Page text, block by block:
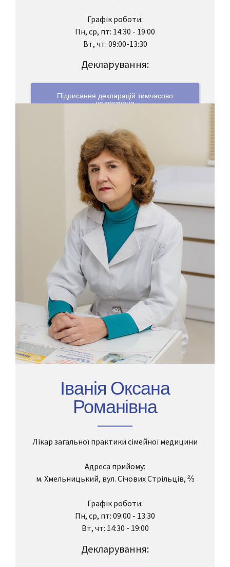
Графік роботи:
Пн, ср, пт: 14:30 - 19:00
Вт, чт: 09:00-13:30
Декларування:
Підписання декларацій тимчасово
недоступне
Іванія Оксана
Романівна
Лікар загальної практики сімейної медицини
Адреса прийому:
м. Хмельницький, вул. Січових Стрільців, ⅔
Графік роботи:
Пн, ср, пт: 09:00 - 13:30
Вт, чт: 14:30 - 19:00
Декларування: